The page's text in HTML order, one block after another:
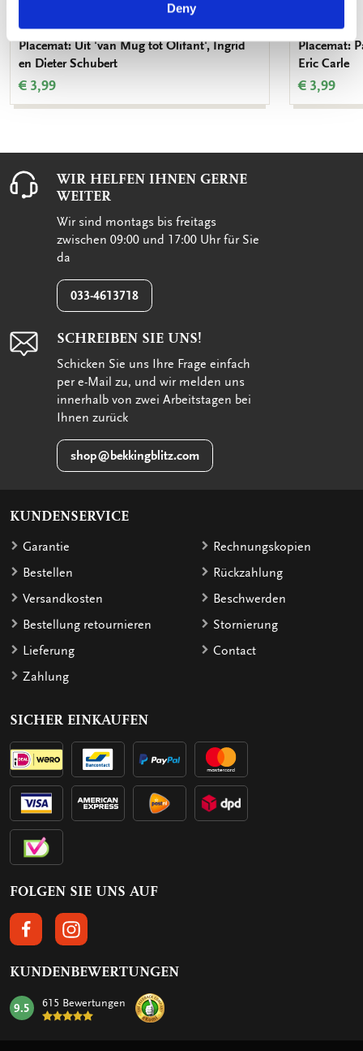
Deny
Placemat: Uit 'van Mug tot Olifant', Ingrid
en Dieter Schubert
€ 3,99
Placemat:
Eric Carle
€ 3,99
WIR HELFEN IHNEN GERNE
WEITER
Wir sind montags bis freitags
zwischen 09:00 und 17:00 Uhr für Sie
da
033-4613718
SCHREIBEN SIE UNS!
Schicken Sie uns Ihre Frage einfach
per e-Mail zu, und wir melden uns
innerhalb von zwei Arbeitstagen bei
Ihnen zurück
shop@bekkingblitz.com
KUNDENSERVICE
Garantie
Bestellen
Versandkosten
Bestellung retournieren
Lieferung
Zahlung
Rechnungskopien
Rückzahlung
Beschwerden
Stornierung
Contact
SICHER EINKAUFEN
FOLGEN SIE UNS AUF
FOLGEN SIE UNS AUF FACEBOOK
FOLGEN SIE UNS AUF INSTAGRAM
KUNDENBEWERTUNGEN
mark:
9.5 615 Bewertungen